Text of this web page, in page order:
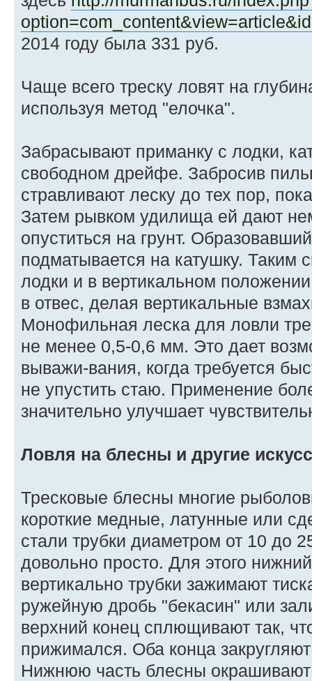
2014 году была 331 руб.
Чаще всего треску ловят на
используя метод "елочка".
Забрасывают приманку с лодки,
свободном дрейфе. Забросив
стравливают леску до тех пор,
Затем рывком удилища ей дают
опуститься на грунт.
подматывается на катушку. Таким
лодки и в вертикальном
в отвес, делая вертикальные
Монофильная леска для ловли
не менее 0,5-0,6 мм. Это дает
выважи-вания, когда требуется
не упустить стаю. Применение
значительно улучшает
Ловля на блесны и другие
Тресковые блесны многие
короткие медные, латунные или
стали трубки диаметром от 10 до
довольно просто. Для этого
вертикально трубки зажимают
ружейную дробь "бекасин" или
верхний конец сплющивают так,
прижимался. Оба конца
Нижнюю часть блесны